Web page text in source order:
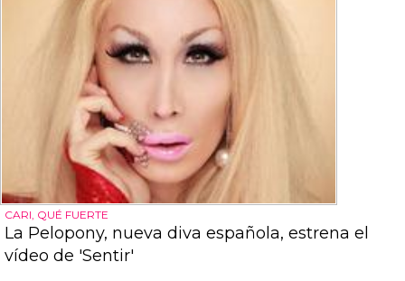
CARI, QUÉ FUERTE
La Pelopony, nueva diva española, estrena el
vídeo de 'Sentir'